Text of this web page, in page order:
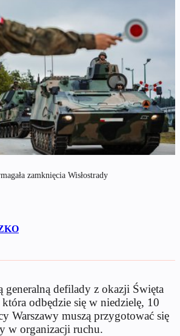
zamknięcia Wisłostrady
generalną defilady z okazji Święta
odbędzie się w niedzielę, 10
Warszawy muszą przygotować się
w organizacji ruchu.